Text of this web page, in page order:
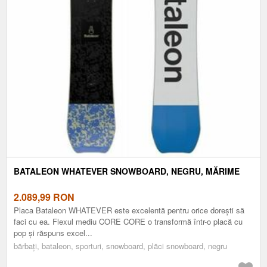
BATALEON WHATEVER SNOWBOARD, NEGRU, MĂRIME
2.089,99 RON
Placa Bataleon WHATEVER este excelentă pentru orice dorești să
faci cu ea. Flexul mediu CORE CORE o transformă într-o placă cu
pop și răspuns excel...
bărbați, bataleon, sporturi, snowboard, plăci snowboard, negru